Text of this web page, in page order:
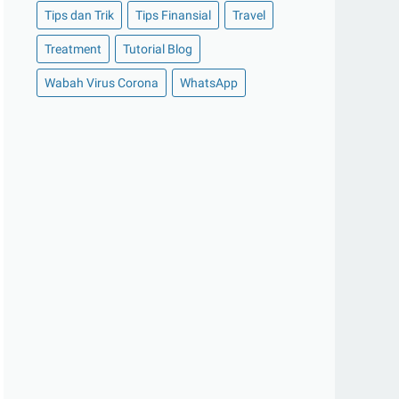
►Oktober 2020 (11)
►September 2020(8)
►Agustus 2020
(13)
Tips dan Trik Tips Finansial Travel
Treatment Tutorial Blog
Wabah Virus Corona WhatsApp